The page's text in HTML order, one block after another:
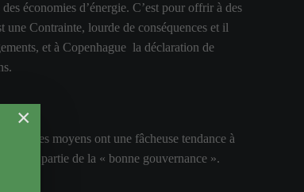
économies d’énergie. C’est pour offrir à des
une Contrainte, lourde de conséquences et il
et à Copenhague la déclaration de
que les moyens ont une fâcheuse tendance à
fait partie de la « bonne gouvernance ».
×